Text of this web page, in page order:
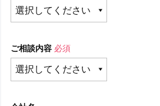
ご相談内容 必須